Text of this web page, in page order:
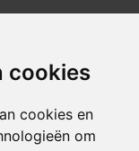
cookies
cookies en
om